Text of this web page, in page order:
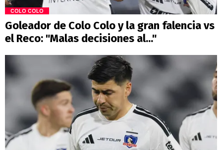
COLO COLO
Goleador de Colo Colo y la gran falencia vs
el Reco: "Malas decisiones al..."